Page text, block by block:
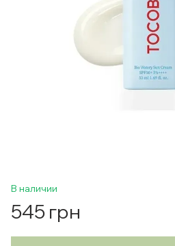
В наличии
545 грн